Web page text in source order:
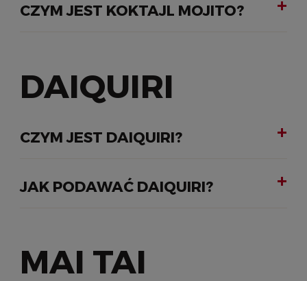
CZYM JEST KOKTAJL MOJITO?
DAIQUIRI
CZYM JEST DAIQUIRI?
JAK PODAWAĆ DAIQUIRI?
MAI TAI